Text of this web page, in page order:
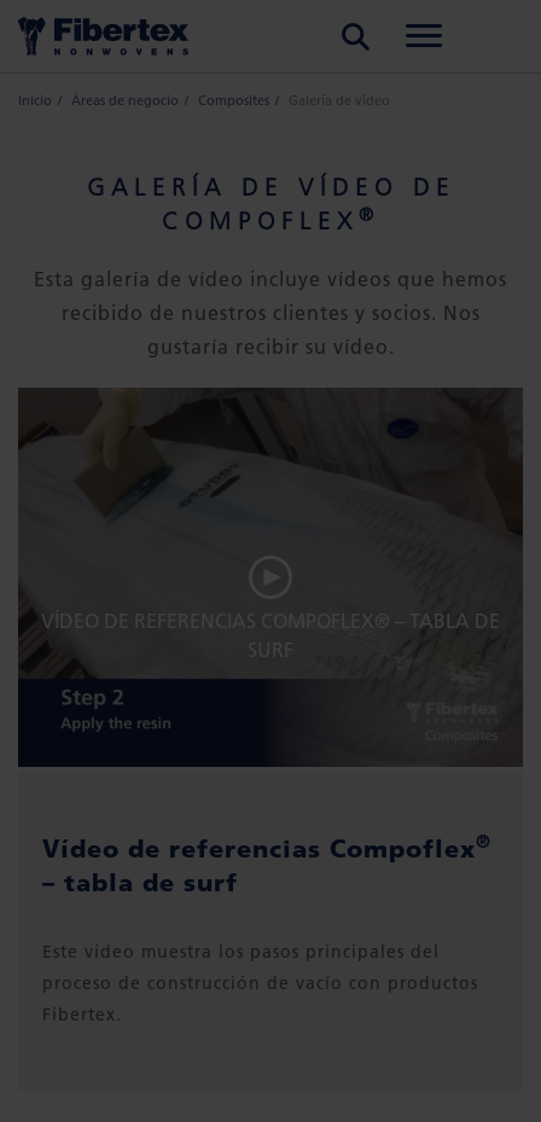
Inicio Áreas de negocio Composites Galería de vídeo
GALERÍA DE VÍDEO DE
COMPOFLEX ®
Esta galería de vídeo incluye vídeos que hemos
recibido de nuestros clientes y socios. Nos
gustaría recibir su vídeo.
VÍDEO DE REFERENCIAS COMPOFLEX® – TABLA DE
SURF
Vídeo de referencias Compoflex®
– tabla de surf
Este vídeo muestra los pasos principales del
proceso de construcción de vacío con productos
Fibertex.